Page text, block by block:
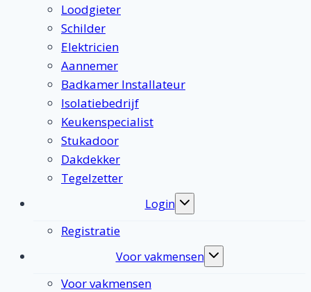
Loodgieter
Schilder
Elektricien
Aannemer
Badkamer Installateur
Isolatiebedrijf
Keukenspecialist
Stukadoor
Dakdekker
Tegelzetter
Login
Toggle
Registratie
Voor vakmensen
Toggle
Voor vakmensen